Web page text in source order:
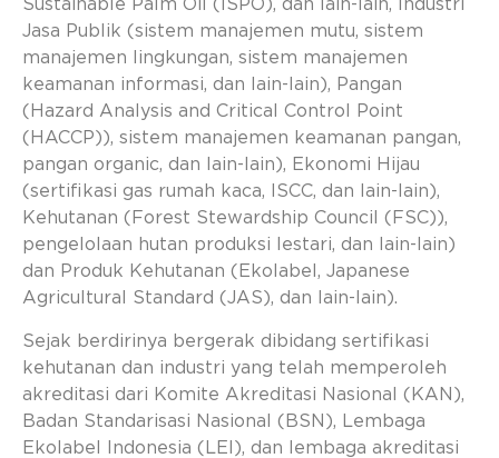
Sustainable Palm Oil (ISPO), dan lain-lain, Industri
Jasa Publik (sistem manajemen mutu, sistem
manajemen lingkungan, sistem manajemen
keamanan informasi, dan lain-lain), Pangan
(Hazard Analysis and Critical Control Point
(HACCP)), sistem manajemen keamanan pangan,
pangan organic, dan lain-lain), Ekonomi Hijau
(sertifikasi gas rumah kaca, ISCC, dan lain-lain),
Kehutanan (Forest Stewardship Council (FSC)),
pengelolaan hutan produksi lestari, dan lain-lain)
dan Produk Kehutanan (Ekolabel, Japanese
Agricultural Standard (JAS), dan lain-lain).
Sejak berdirinya bergerak dibidang sertifikasi
kehutanan dan industri yang telah memperoleh
akreditasi dari Komite Akreditasi Nasional (KAN),
Badan Standarisasi Nasional (BSN), Lembaga
Ekolabel Indonesia (LEI), dan lembaga akreditasi